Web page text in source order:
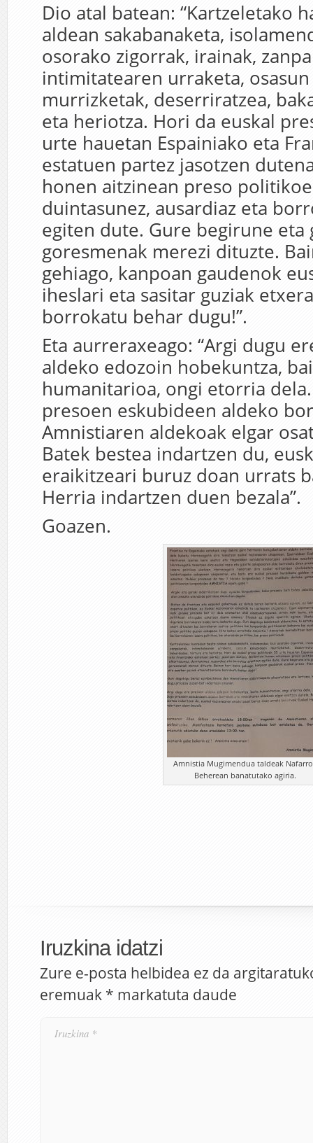
Dio atal batean: “Kartzeletako
aldean sakabanaketa,
osorako zigorrak, irainak,
intimitatearen urraketa,
murrizketak, deserriratzea,
eta heriotza. Hori da euskal
urte hauetan Espainiako eta
estatuen partez jasotzen
honen aitzinean preso
duintasunez, ausardiaz eta
egiten dute. Gure begirune eta
goresmenak merezi dituzte.
gehiago, kanpoan gaudenok
iheslari eta sasitar guziak
borrokatu behar dugu!”.
Eta aurreraxeago: “Argi dugu
aldeko edozoin hobekuntza,
humanitarioa, ongi etorria
presoen eskubideen aldeko
Amnistiaren aldekoak elgar
Batek bestea indartzen du,
eraikitzeari buruz doan urrats
Herria indartzen duen bezala”.
Goazen.
Amnistia Mugimendua taldeak
Beherean banatutako agiria.
Iruzkina idatzi
Zure e-posta helbidea ez da
eremuak * markatuta daude